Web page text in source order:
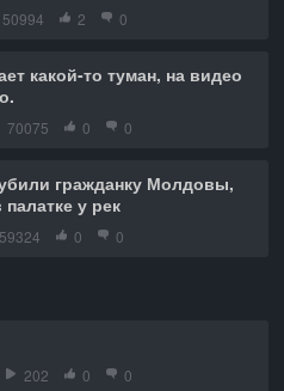
50994 2 0
какой-то туман, на видео
70075 0 0
гражданку Молдовы,
у рек
59324 0 0
202 0 0